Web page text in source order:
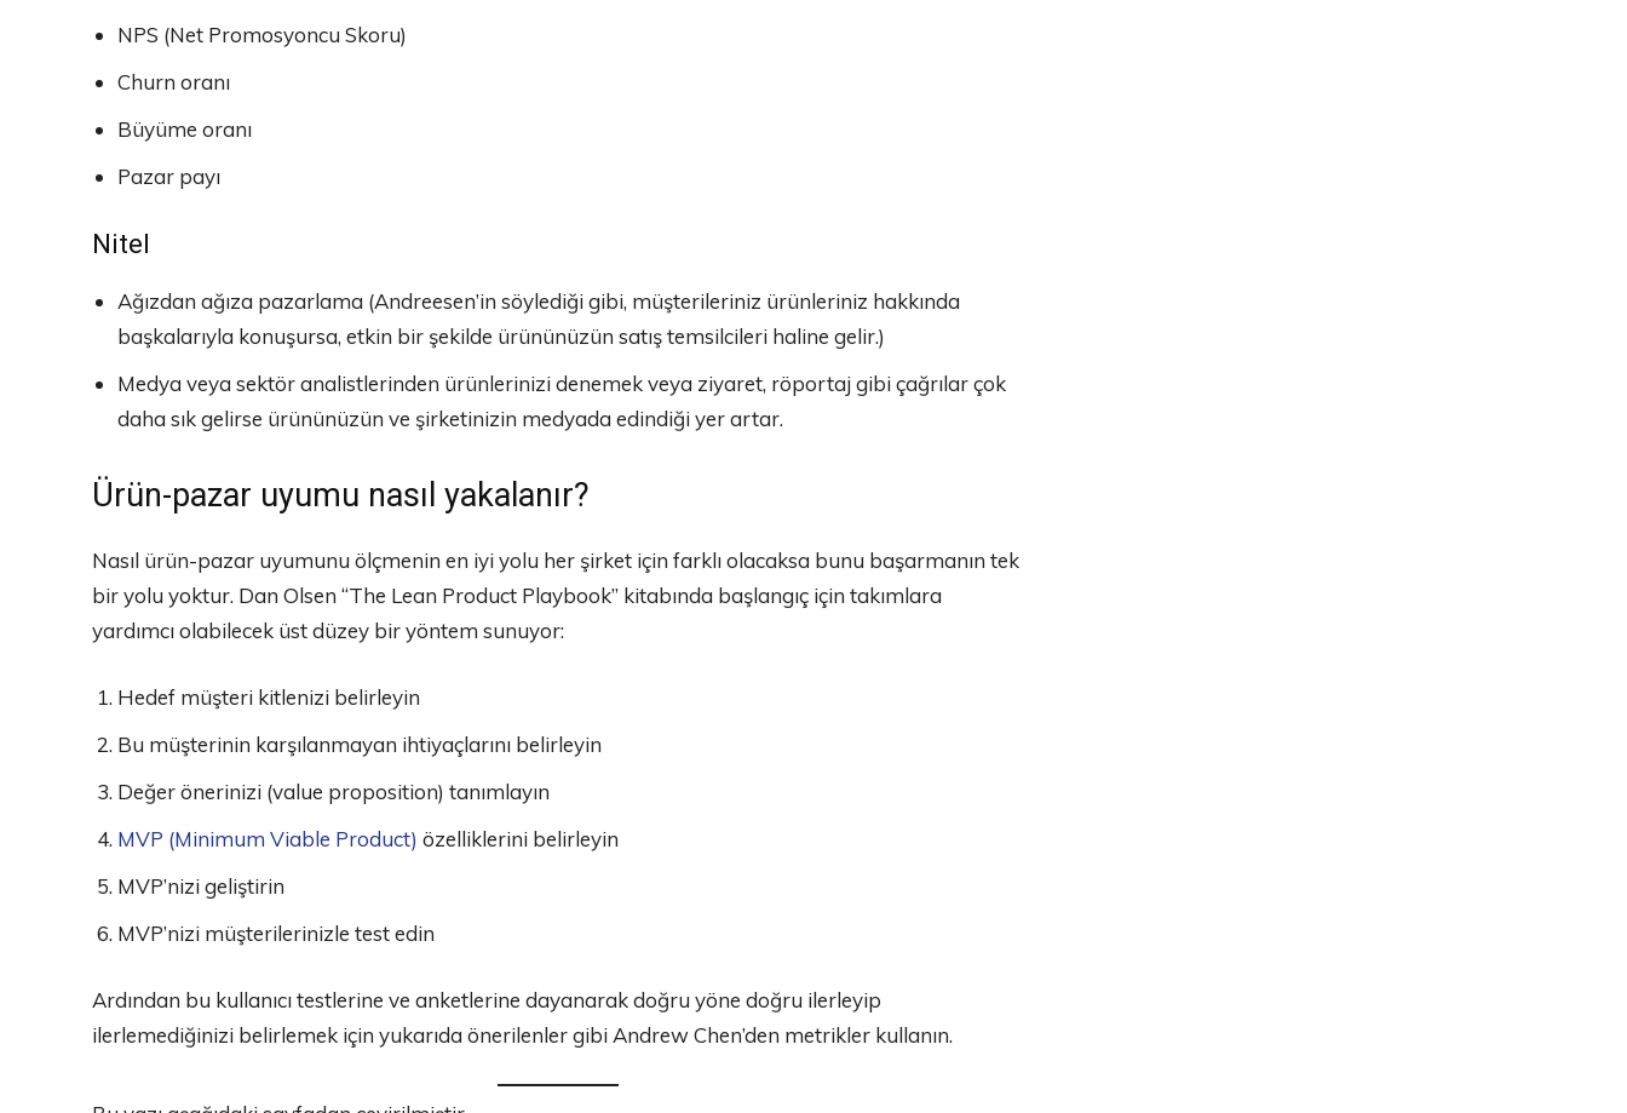
NPS (Net Promosyoncu Skoru)
Churn oranı
Büyüme oranı
Pazar payı
Nitel
Ağızdan ağıza pazarlama (Andreesen’in söylediği gibi, müşterileriniz ürünleriniz hakkında
başkalarıyla konuşursa, etkin bir şekilde ürününüzün satış temsilcileri haline gelir.)
Medya veya sektör analistlerinden ürünlerinizi denemek veya ziyaret, röportaj gibi çağrılar çok
daha sık gelirse ürününüzün ve şirketinizin medyada edindiği yer artar.
Ürün-pazar uyumu nasıl yakalanır?
Nasıl ürün-pazar uyumunu ölçmenin en iyi yolu her şirket için farklı olacaksa bunu başarmanın tek
bir yolu yoktur. Dan Olsen “The Lean Product Playbook” kitabında başlangıç için takımlara
yardımcı olabilecek üst düzey bir yöntem sunuyor:
Hedef müşteri kitlenizi belirleyin
Bu müşterinin karşılanmayan ihtiyaçlarını belirleyin
Değer önerinizi (value proposition) tanımlayın
MVP (Minimum Viable Product) özelliklerini belirleyin
MVP’nizi geliştirin
MVP’nizi müşterilerinizle test edin
Ardından bu kullanıcı testlerine ve anketlerine dayanarak doğru yöne doğru ilerleyip
ilerlemediğinizi belirlemek için yukarıda önerilenler gibi Andrew Chen’den metrikler kullanın.